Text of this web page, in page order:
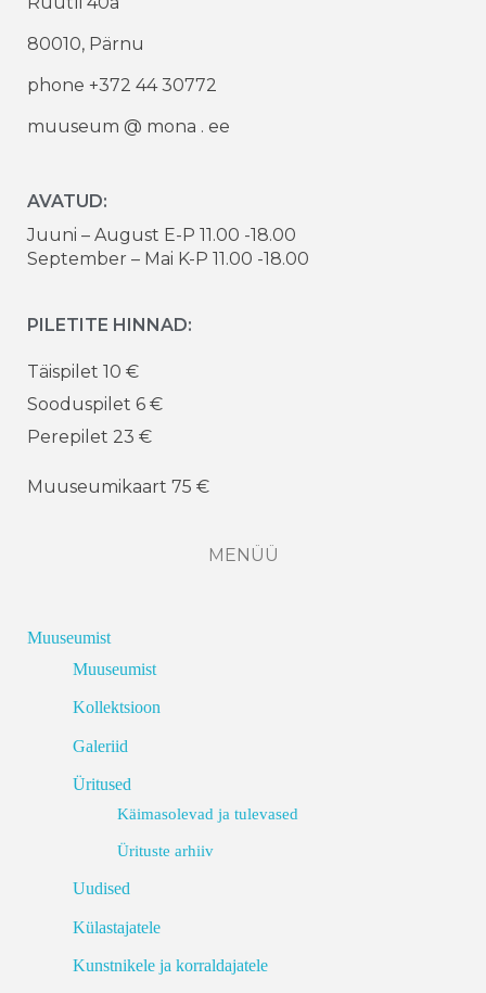
80010, Pärnu
phone +372 44 30772
muuseum @ mona . ee
AVATUD:
Juuni – August E-P 11.00 -18.00
September – Mai K-P 11.00 -18.00
PILETITE HINNAD:
Täispilet 10 €
Sooduspilet 6 €
Perepilet 23 €
Muuseumikaart 75 €
MENÜÜ
Muuseumist
Muuseumist
Kollektsioon
Galeriid
Üritused
Käimasolevad ja tulevased
Ürituste arhiiv
Uudised
Külastajatele
Kunstnikele ja korraldajatele